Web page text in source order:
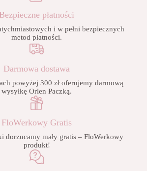
Bezpieczne płatności
i w pełni bezpiecznych
metod płatności.
Darmowa dostawa
powyżej 300 zł oferujemy darmową
wysyłkę Orlen Paczką.
FloWerkowy Gratis
dorzucamy mały gratis – FloWerkowy
produkt!